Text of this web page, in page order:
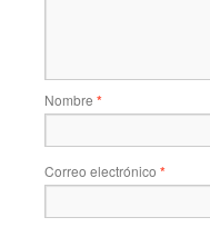
Nombre *
Correo electrónico *